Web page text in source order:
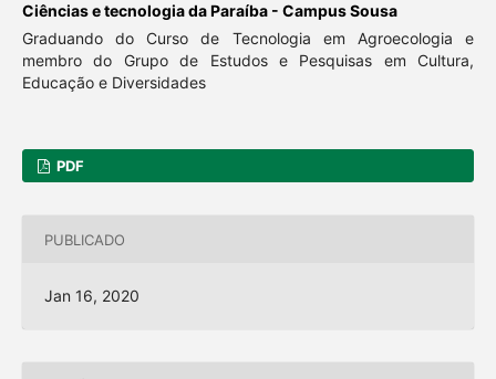
Ciências e tecnologia da Paraíba - Campus Sousa
Graduando do Curso de Tecnologia em Agroecologia e
membro do Grupo de Estudos e Pesquisas em Cultura,
Educação e Diversidades
PDF
PUBLICADO
Jan 16, 2020